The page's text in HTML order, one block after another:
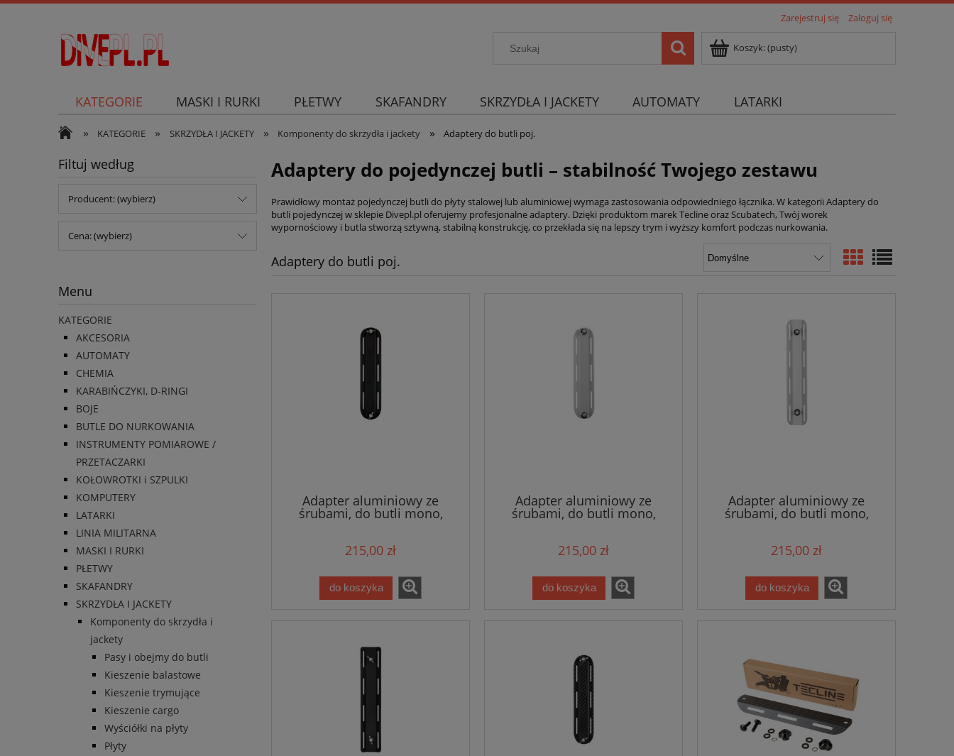
Zarejestruj się Zaloguj się
Koszyk:(pusty)
KATEGORIE MASKI I RURKI PŁETWY SKAFANDRY SKRZYDŁA I JACKETY AUTOMATY
LATARKI
SKUTER PODWODNY
» KATEGORIE » SKRZYDŁA I JACKETY » Komponenty do skrzydła i jackety » Adaptery do butli poj.
Filtuj według
Producent: (wybierz)
Cena: (wybierz)
Menu
KATEGORIE
AKCESORIA
AUTOMATY
CHEMIA
KARABIŃCZYKI, D-RINGI
BOJE
BUTLE DO NURKOWANIA
INSTRUMENTY POMIAROWE /
PRZETACZARKI
KOŁOWROTKI i SZPULKI
KOMPUTERY
LATARKI
LINIA MILITARNA
MASKI I RURKI
PŁETWY
SKAFANDRY
SKRZYDŁA I JACKETY
Komponenty do skrzydła i
jackety
Pasy i obejmy do butli
Kieszenie balastowe
Kieszenie trymujące
Kieszenie cargo
Wyściółki na płyty
Płyty
Adaptery do pojedynczej butli – stabilność Twojego zestawu
Prawidłowy montaż pojedynczej butli do płyty stalowej lub aluminiowej wymaga zastosowania odpowiedniego łącznika. W kategorii Adaptery do
butli pojedynczej w sklepie Divepl.pl oferujemy profesjonalne adaptery. Dzięki produktom marek Tecline oraz Scubatech, Twój worek
wypornościowy i butla stworzą sztywną, stabilną konstrukcję, co przekłada się na lepszy trym i wyższy komfort podczas nurkowania.
Adaptery do butli poj.
Adapter aluminiowy ze
śrubami, do butli mono,
215,00 zł
do koszyka
Adapter aluminiowy ze
śrubami, do butli mono,
215,00 zł
do koszyka
Adapter aluminiowy ze
śrubami, do butli mono,
215,00 zł
do koszyka